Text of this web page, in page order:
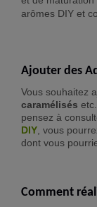
arômes DIY et
Ajouter des
Vous souhaitez
caramélisés
pensez à
DIY, vous
dont vous
Comment